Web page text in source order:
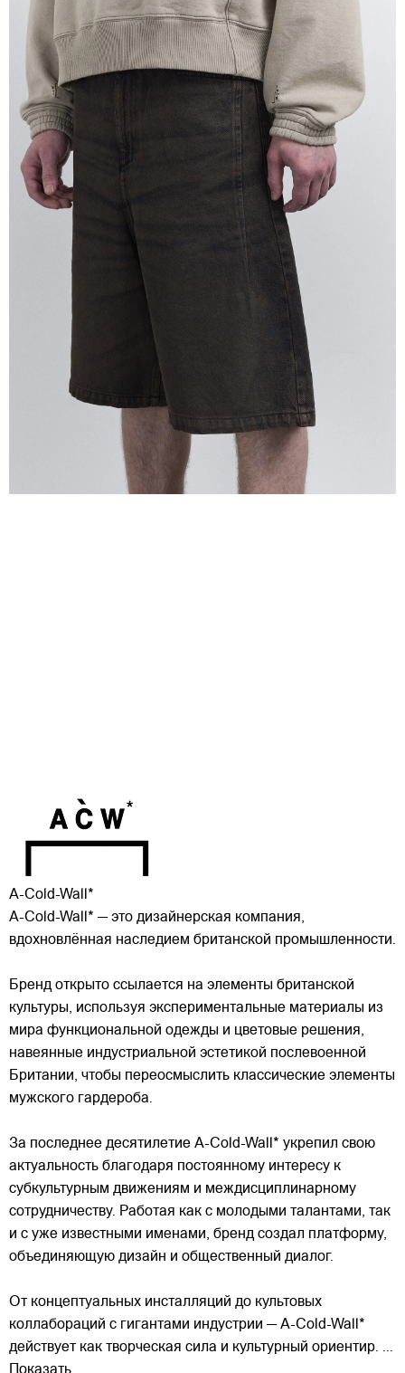
A-Cold-Wall*
A-Cold-Wall* — это дизайнерская компания,
вдохновлённая наследием британской промышленности.
Бренд открыто ссылается на элементы британской
культуры, используя экспериментальные материалы из
мира функциональной одежды и цветовые решения,
навеянные индустриальной эстетикой послевоенной
Британии, чтобы переосмыслить классические элементы
мужского гардероба.
За последнее десятилетие A-Cold-Wall* укрепил свою
актуальность благодаря постоянному интересу к
субкультурным движениям и междисциплинарному
сотрудничеству. Работая как с молодыми талантами, так
и с уже известными именами, бренд создал платформу,
объединяющую дизайн и общественный диалог.
От концептуальных инсталляций до культовых
коллабораций с гигантами индустрии — A-Cold-Wall*
действует как творческая сила и культурный ориентир. ...